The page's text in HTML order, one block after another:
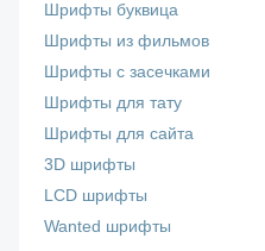
Шрифты буквица
Шрифты из фильмов
Шрифты с засечками
Шрифты для тату
Шрифты для сайта
3D шрифты
LCD шрифты
Wanted шрифты